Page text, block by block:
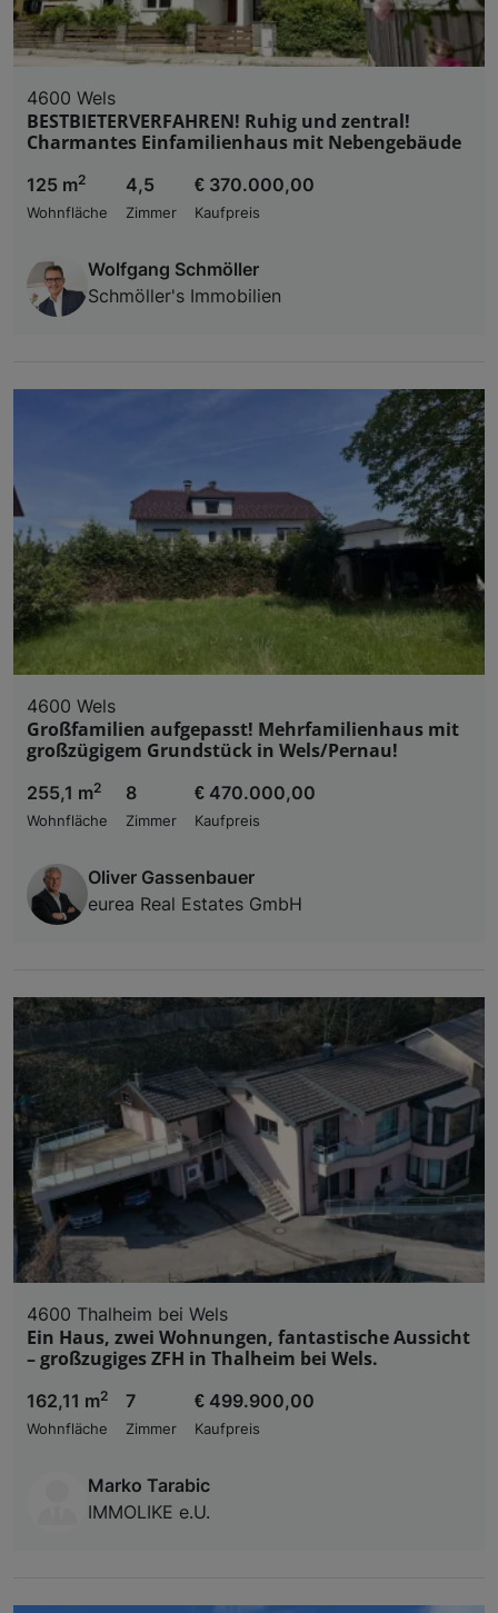
4600 Wels
BESTBIETERVERFAHREN! Ruhig und zentral!
Charmantes Einfamilienhaus mit Nebengebäude
125 m2
Wohnfläche
4,5
Zimmer
€ 370.000,00
Kaufpreis
Wolfgang Schmöller
Schmöller's Immobilien
4600 Wels
Großfamilien aufgepasst! Mehrfamilienhaus mit
großzügigem Grundstück in Wels/Pernau!
255,1 m2
Wohnfläche
8
Zimmer
€ 470.000,00
Kaufpreis
Oliver Gassenbauer
eurea Real Estates GmbH
4600 Thalheim bei Wels
Ein Haus, zwei Wohnungen, fantastische Aussicht
– großzugiges ZFH in Thalheim bei Wels.
162,11 m2
Wohnfläche
7
Zimmer
€ 499.900,00
Kaufpreis
Marko Tarabic
IMMOLIKE e.U.